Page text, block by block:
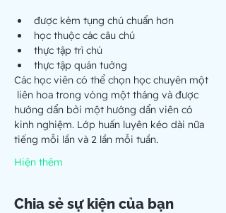
được kèm tụng chú chuẩn hơn
học thuộc các câu chú
thực tập trì chú
thực tập quán tuởng
Các học viên có thể chọn học chuyên một
liên hoa trong vòng một tháng và được
hướng dẩn bởi một hướng dẩn viên có
kinh nghiệm. Lớp huấn luyên kéo dài nữa
tiếng mỗi lần và 2 lần mỗi tuần.
Hiện thêm
Chia sẻ sự kiện của bạn